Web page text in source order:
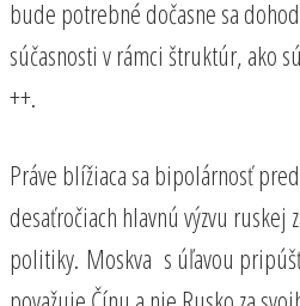
bude potrebné dočasne sa
súčasnosti v rámci štruktúr, ako
++.
Práve blížiaca sa bipolárnosť
desaťročiach hlavnú výzvu ruskej
politiky. Moskva s úľavou